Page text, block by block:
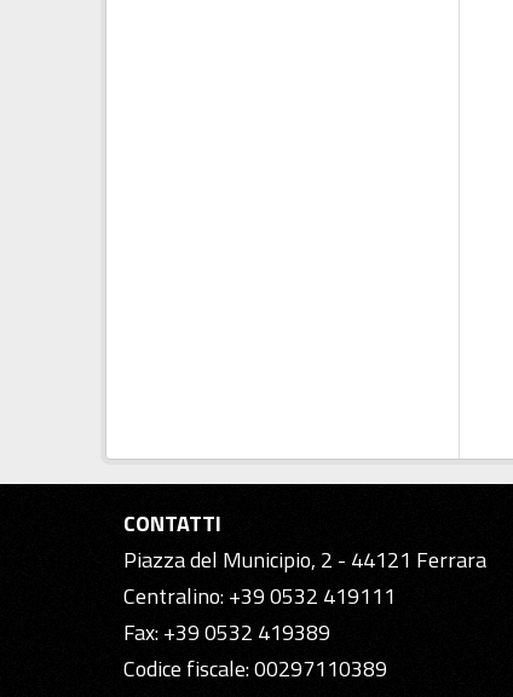
CONTATTI
Piazza del Municipio, 2 - 44121 Ferrara
Centralino: +39 0532 419111
Fax: +39 0532 419389
Codice fiscale: 00297110389